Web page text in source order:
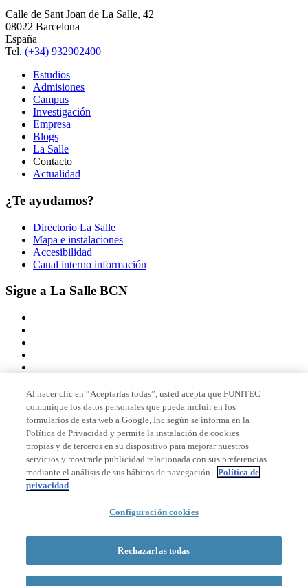
Calle de Sant Joan de La Salle, 42
08022 Barcelona
España
Tel. (+34) 932902400
Estudios
Admisiones
Campus
Investigación
Empresa
Blogs
La Salle
Contacto
Actualidad
¿Te ayudamos?
Directorio La Salle
Mapa e instalaciones
Accesibilidad
Canal interno información
Sigue a La Salle BCN
Miembro de
Acreditaciones
© 2026 La Salle Campus Barcelona - URL |
Formulario de búsqueda
Al hacer clic en “Aceptarlas todas”, usted acepta que FUNITEC
comunique los datos personales que pueda incluir en los
formularios de esta web a Google, Inc según se informa en la
Política de Privacidad y permite la instalación de cookies
propias y de terceros en su dispositivo para mejorar nuestros
servicios y mostrarle publicidad relacionada con sus preferencias
mediante el análisis de sus hábitos de navegación. Política de
privacidad
Configuración cookies
Rechazarlas todas